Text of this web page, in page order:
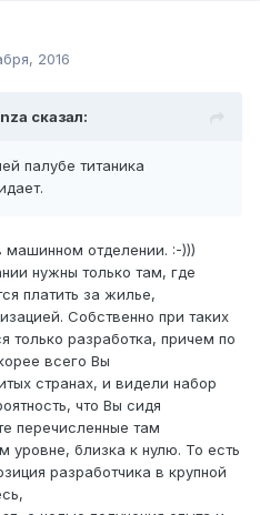
2016
сказал:
палубе титаника
машинном отделении. :-)))
нужны только там, где
платить за жилье,
Собственно при таких
только разработка, причем по
всего Вы
странах, и видели набор
что Вы сидя
перечисленные там
уровне, близка к нулю. То есть
разработчика в крупной